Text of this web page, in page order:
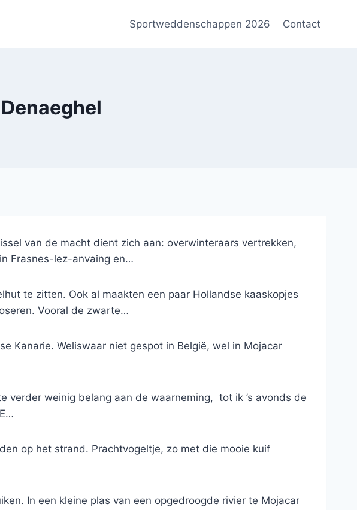
Sportweddenschappen 2026 Contact
van de macht dient zich aan: overwinteraars vertrekken,
Frasnes-lez-anvaing en…
te zitten. Ook al maakten een paar Hollandse kaaskopjes
Vooral de zwarte…
Kanarie. Weliswaar niet gespot in België, wel in Mojacar
weinig belang aan de waarneming, tot ik ’s avonds de
op het strand. Prachtvogeltje, zo met die mooie kuif
In een kleine plas van een opgedroogde rivier te Mojacar